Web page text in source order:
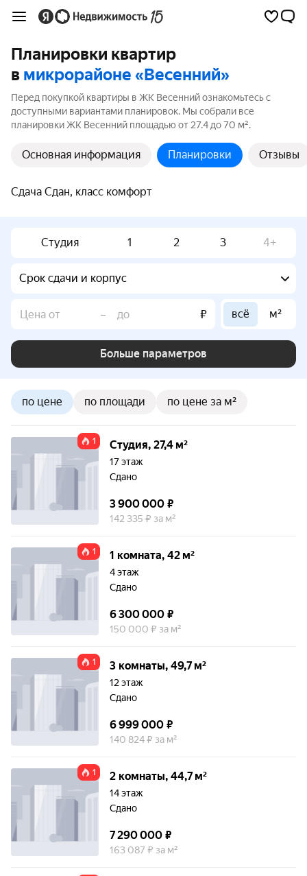
Планировки квартир
в микрорайоне «Весенний»
Перед покупкой квартиры в ЖК Весенний ознакомьтесь с
доступными вариантами планировок. Мы собрали все
планировки ЖК Весенний площадью от 27.4 до 70 м².
Основная информация Планировки Отзывы
Сдача Сдан, класс комфорт
Студия 1 2 3 4+
Срок сдачи и корпус
– ₽ всё м²
Больше параметров
по цене по площади по цене за м²
1 Студия, 27,4 м²
17 этаж
Сдано
3 900 000 ₽
142 335 ₽ за м²
1 1 комната, 42 м²
4 этаж
Сдано
6 300 000 ₽
150 000 ₽ за м²
1 3 комнаты, 49,7 м²
12 этаж
Сдано
6 999 000 ₽
140 824 ₽ за м²
1 2 комнаты, 44,7 м²
14 этаж
Сдано
7 290 000 ₽
163 087 ₽ за м²